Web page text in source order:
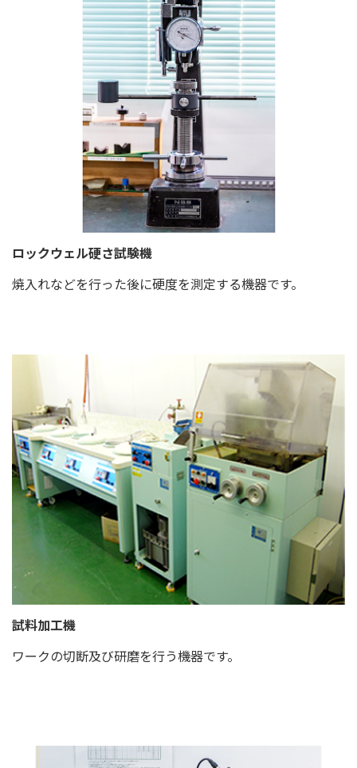
ロックウェル硬さ試験機
焼入れなどを行った後に硬度を測定する機器です。
試料加工機
ワークの切断及び研磨を行う機器です。